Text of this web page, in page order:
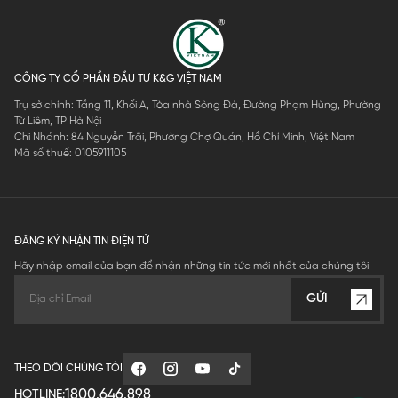
CÔNG TY CỔ PHẦN ĐẦU TƯ K&G VIỆT NAM
Trụ sở chính: Tầng 11, Khối A, Tòa nhà Sông Đà, Đường Phạm Hùng, Phường
Từ Liêm, TP Hà Nội
Chi Nhánh: 84 Nguyễn Trãi, Phường Chợ Quán, Hồ Chí Minh, Việt Nam
Mã số thuế: 0105911105
ĐĂNG KÝ NHẬN TIN ĐIỆN TỬ
Hãy nhập email của bạn để nhận những tin tức mới nhất của chúng tôi
GỬI
THEO DÕI CHÚNG TÔI
HOTLINE:1800.646.898